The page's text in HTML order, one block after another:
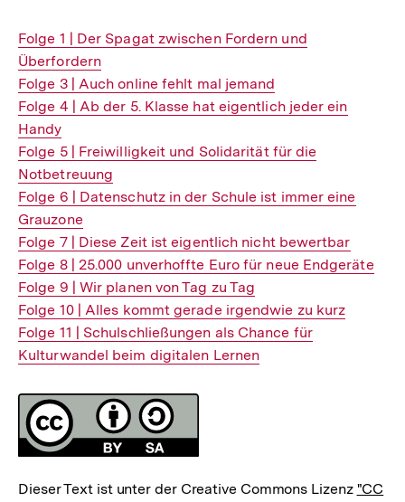
Interner
Link:
Folge 1 | Der Spagat zwischen Fordern und
Überfordern
Interner
Link:
Folge 3 | Auch online fehlt mal jemand
Interner
Link:
Folge 4 | Ab der 5. Klasse hat eigentlich jeder ein
Handy
Interner
Link:
Folge 5 | Freiwilligkeit und Solidarität für die
Notbetreuung
Interner
Link:
Folge 6 | Datenschutz in der Schule ist immer eine
Grauzone
Interner
Link:
Folge 7 | Diese Zeit ist eigentlich nicht bewertbar
Interner
Link:
Folge 8 | 25.000 unverhoffte Euro für neue Endgeräte
Interner
Link:
Folge 9 | Wir planen von Tag zu Tag
Interner
Link:
Folge 10 | Alles kommt gerade irgendwie zu kurz
Interner
Link:
Folge 11 | Schulschließungen als Chance für
Kulturwandel beim digitalen Lernen
Fussnoten
Lizenz
Dieser Text ist unter der Creative Commons Lizenz "CC